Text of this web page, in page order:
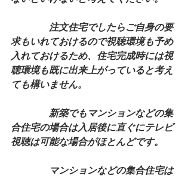
注文住宅でしたらご自身の要
求もいれておけるので視聴環境も予め
入れておけるため、住宅完成時には視
聴環境も既に出来上がっていると考え
ても構いません。
新築でもマンションなどの集
合住宅の場合は入居後に直ぐにテレビ
視聴は可能な場合がほとんどです。
マンションなどの集合住宅は